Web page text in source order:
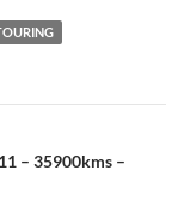
– 35900kms –